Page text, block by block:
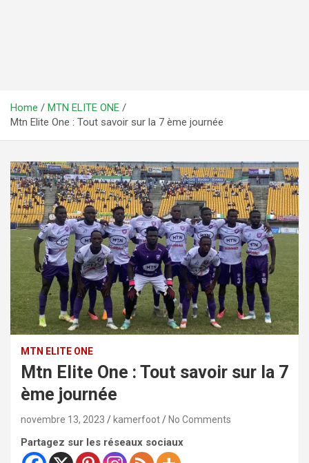
Home
MTN ELITE ONE
Mtn Elite One : Tout savoir sur la 7 ème journée
MTN ELITE ONE
Mtn Elite One : Tout savoir sur la 7
ème journée
novembre 13, 2023 kamerfoot No Comments
Partagez sur les réseaux sociaux